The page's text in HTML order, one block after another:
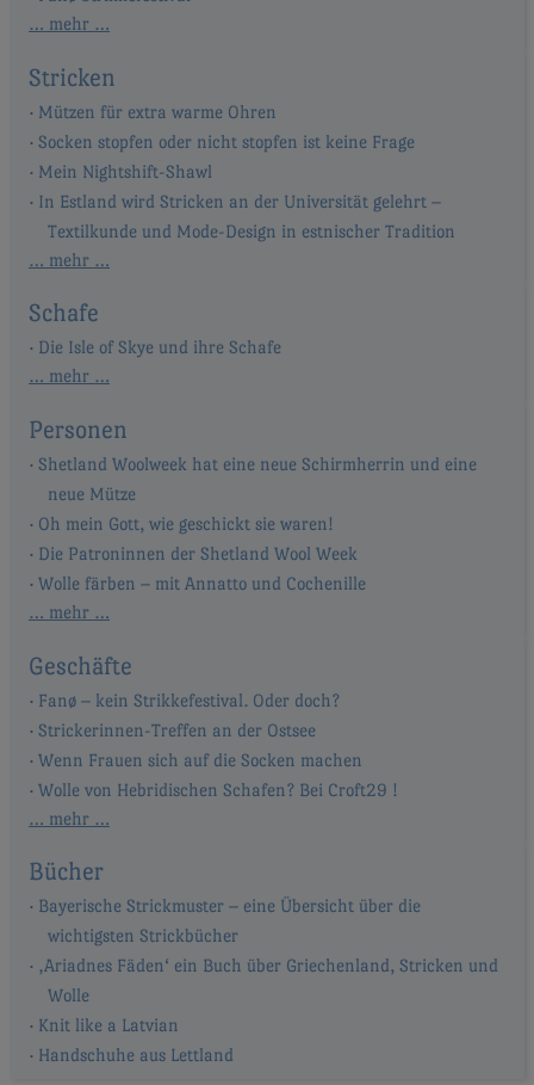
… mehr …
Stricken
Mützen für extra warme Ohren
Socken stopfen oder nicht stopfen ist keine Frage
Mein Nightshift-Shawl
In Estland wird Stricken an der Universität gelehrt –
Textilkunde und Mode-Design in estnischer Tradition
… mehr …
Schafe
Die Isle of Skye und ihre Schafe
… mehr …
Personen
Shetland Woolweek hat eine neue Schirmherrin und eine
neue Mütze
Oh mein Gott, wie geschickt sie waren!
Die Patroninnen der Shetland Wool Week
Wolle färben – mit Annatto und Cochenille
… mehr …
Geschäfte
Fanø – kein Strikkefestival. Oder doch?
Strickerinnen-Treffen an der Ostsee
Wenn Frauen sich auf die Socken machen
Wolle von Hebridischen Schafen? Bei Croft29 !
… mehr …
Bücher
Bayerische Strickmuster – eine Übersicht über die
wichtigsten Strickbücher
‚Ariadnes Fäden‘ ein Buch über Griechenland, Stricken und
Wolle
Knit like a Latvian
Handschuhe aus Lettland